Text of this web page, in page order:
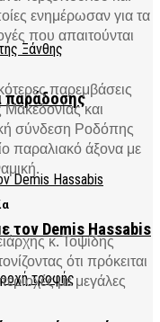
παράδοσης
τον Demis Hassabis
ενημέρωσαν για τα
που απαιτούνται
παρεμβάσεις
και
σύνδεση Ροδόπης
παραλιακό άξονα με
κ. Τοψίδης
ότι πρόκειται
με μεγάλες